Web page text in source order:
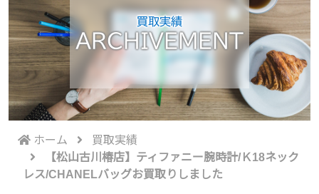
買取実績
ARCHIVEMENT
ホーム
買取実績
【松山古川椿店】ティファニー腕時計/Ｋ18ネック
レス/CHANELバッグお買取りしました